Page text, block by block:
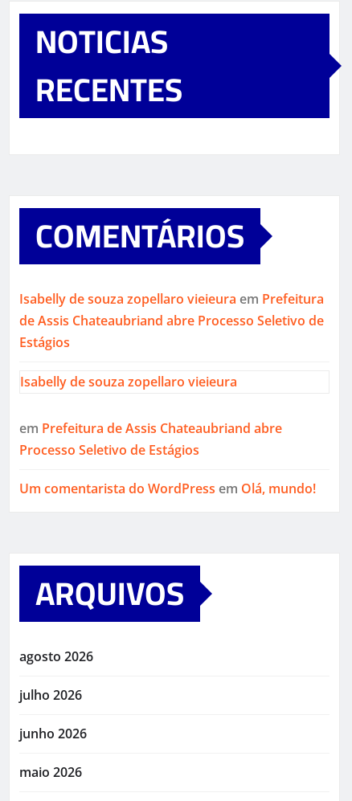
NOTICIAS
RECENTES
COMENTÁRIOS
Isabelly de souza zopellaro vieieura em Prefeitura
de Assis Chateaubriand abre Processo Seletivo de
Estágios
Isabelly de souza zopellaro vieieura
em Prefeitura de Assis Chateaubriand abre
Processo Seletivo de Estágios
Um comentarista do WordPress em Olá, mundo!
ARQUIVOS
agosto 2026
julho 2026
junho 2026
maio 2026